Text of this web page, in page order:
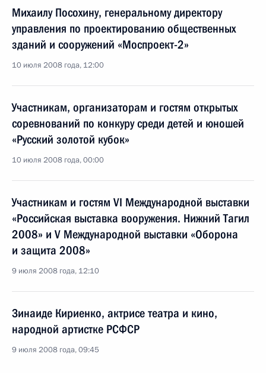
Михаилу Посохину, генеральному директору
управления по проектированию общественных
зданий и сооружений «Моспроект-2»
10 июля 2008 года, 12:00
Участникам, организаторам и гостям открытых
соревнований по конкуру среди детей и юношей
«Русский золотой кубок»
10 июля 2008 года, 00:00
Участникам и гостям VI Международной выставки
«Российская выставка вооружения. Нижний Тагил
2008» и V Международной выставки «Оборона
и защита 2008»
9 июля 2008 года, 12:10
Зинаиде Кириенко, актрисе театра и кино,
народной артистке РСФСР
9 июля 2008 года, 09:45